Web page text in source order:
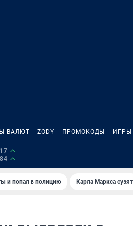
ВАЛЮТ ZODY ПРОМОКОДЫ ИГРЫ
и попал в полицию Карла Маркса сузят